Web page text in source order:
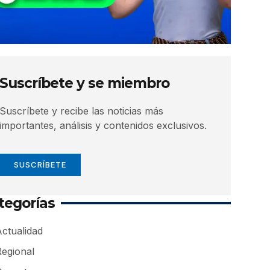
Suscríbete y se miembro
Suscríbete y recibe las noticias más
importantes, análisis y contenidos exclusivos.
SUSCRÍBETE